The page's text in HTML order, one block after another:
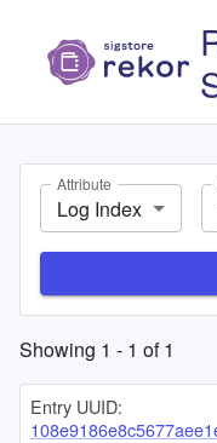
Attribute
Log Index
Showing 1 - 1 of1
Entry UUID: